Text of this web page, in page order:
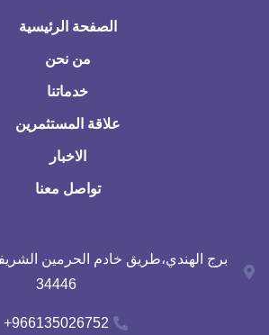
الصفحة الرئيسية
من نحن
خدماتنا
علاقة المستثمرين
الاخبار
تواصل معنا
برج الهندي،طريق خادم الحرمين
34446
966135026752+